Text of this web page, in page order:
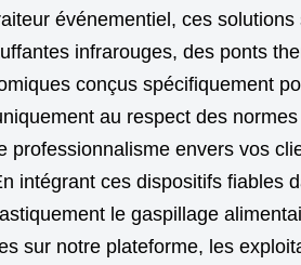
événementiel, ces
infrarouges, des ponts
conçus spécifiquement
au respect des
professionnalisme envers vos
intégrant ces dispositifs fiables
le gaspillage
sur notre plateforme, les